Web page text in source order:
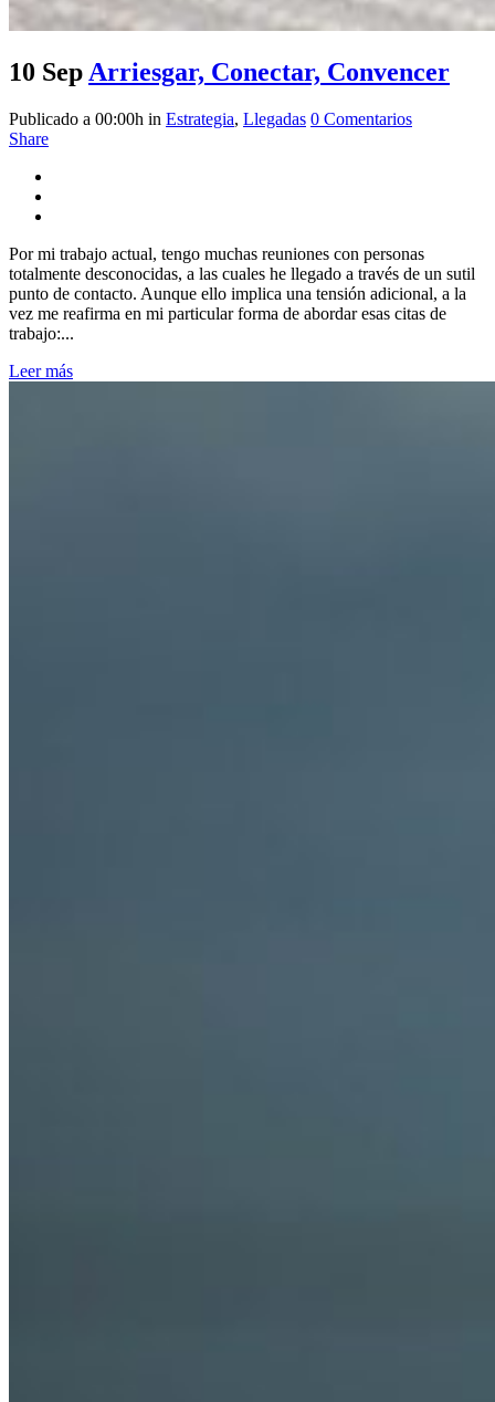
10 Sep Arriesgar, Conectar, Convencer
Publicado a 00:00h in Estrategia, Llegadas 0 Comentarios
Share
Por mi trabajo actual, tengo muchas reuniones con personas
totalmente desconocidas, a las cuales he llegado a través de un sutil
punto de contacto. Aunque ello implica una tensión adicional, a la
vez me reafirma en mi particular forma de abordar esas citas de
trabajo:...
Leer más